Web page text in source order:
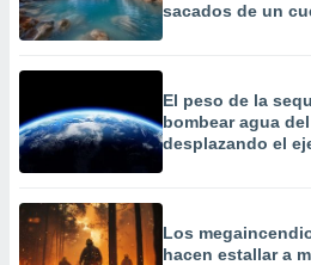
del
a través
de
de
con el
sacados de un
El peso de la
bombear agua
desplazando el
Los
hacen estallar a